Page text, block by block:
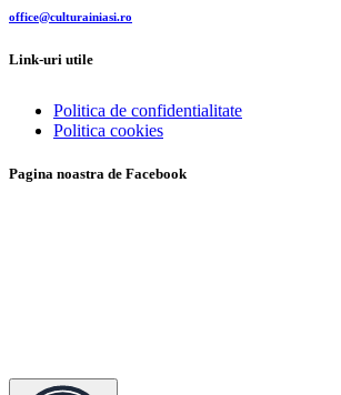
office@culturainiasi.ro
Link-uri utile
Politica de confidentialitate
Politica cookies
Pagina noastra de Facebook